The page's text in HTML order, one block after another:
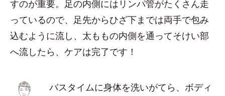
すのが重要。足の内側にはリンパ管がたくさん走
っているので、足先からひざ下までは両手で包み
込むように流し、太ももの内側を通ってそけい部
へ流したら、ケアは完了です！
バスタイムに身体を洗いがてら、ボディ